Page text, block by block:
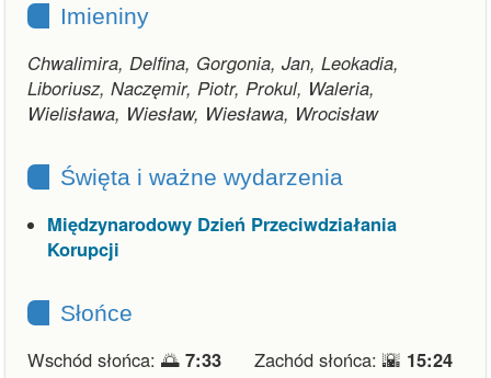
Imieniny
Chwalimira, Delfina, Gorgonia, Jan, Leokadia,
Liboriusz, Naczęmir, Piotr, Prokul, Waleria,
Wielisława, Wiesław, Wiesława, Wrocisław
Święta i ważne wydarzenia
Międzynarodowy Dzień Przeciwdziałania
Korupcji
Słońce
Wschód słońca: 🌅 7:33 Zachód słońca: 🌇 15:24